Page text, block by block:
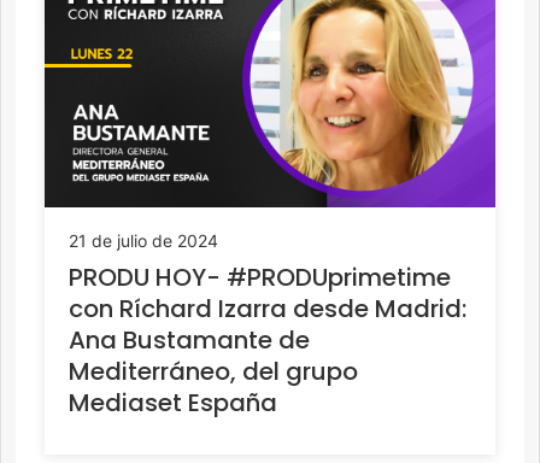
21 de julio de 2024
PRODU HOY- #PRODUprimetime
con Ríchard Izarra desde Madrid:
Ana Bustamante de
Mediterráneo, del grupo
Mediaset España